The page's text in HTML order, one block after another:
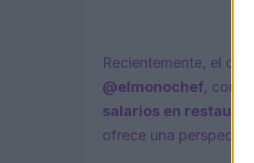
Recientemente, el
@elmonochef,
salarios en
ofrece una